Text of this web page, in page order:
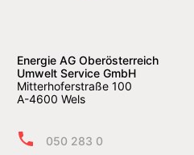
Energie AG Oberösterreich
Umwelt Service GmbH
Mitterhoferstraße 100
A-4600 Wels
050 283 0